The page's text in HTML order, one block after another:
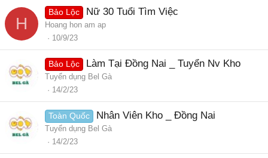
H
Bảo Lộc Nữ 30 Tuổi Tìm Việc
Hoang hon am ap
10/9/23
Bảo Lộc Làm Tại Đồng Nai _ Tuyển Nv Kho
Tuyển dụng Bel Gà
14/2/23
Toàn Quốc Nhân Viên Kho _ Đồng Nai
Tuyển dụng Bel Gà
14/2/23